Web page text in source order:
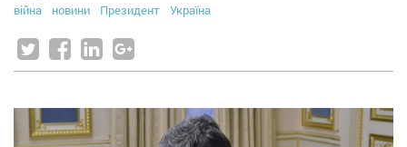
війна
новини Президент Україна